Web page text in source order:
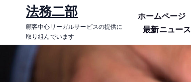
ン
法務二部
顧客中心リーガルサービスの提供に
取り組んでいます
ホームページ
最新ニュース